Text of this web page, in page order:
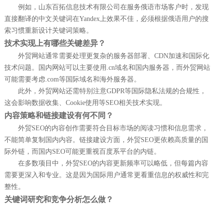
例如，山东百拓信息技术有限公司在服务俄语市场客户时，发现
直接翻译的中文关键词在Yandex上效果不佳，必须根据俄语用户的搜
索习惯重新设计关键词策略。
技术实现上有哪些关键差异？
外贸网站通常需要处理更复杂的服务器部署、CDN加速和国际化
技术问题。国内网站可以主要使用.cn域名和国内服务器，而外贸网站
可能需要考虑.com等国际域名和海外服务器。
此外，外贸网站还需特别注意GDPR等国际隐私法规的合规性，
这会影响数据收集、Cookie使用等SEO相关技术实现。
内容策略和链接建设有何不同？
外贸SEO的内容创作需要符合目标市场的阅读习惯和信息需求，
不能简单复制国内内容。链接建设方面，外贸SEO更依赖高质量的国
际外链，而国内SEO可能更重视百度系平台的内链。
在多数项目中，外贸SEO的内容更新频率可以略低，但每篇内容
需要更深入和专业。这是因为国际用户通常更看重信息的权威性和完
整性。
关键词研究和竞争分析怎么做？